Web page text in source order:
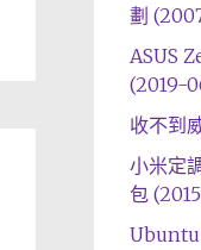
劃
ASUS
(2019-
收不到
小米定
包
Ubuntu